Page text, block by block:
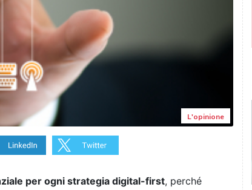
L'opinione
per ogni strategia digital-first, perché